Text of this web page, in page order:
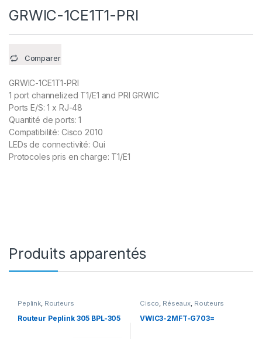
GRWIC-1CE1T1-PRI
Comparer
GRWIC-1CE1T1-PRI
1 port channelized T1/E1 and PRI GRWIC
Ports E/S: 1 x RJ-48
Quantité de ports: 1
Compatibilité: Cisco 2010
LEDs de connectivité: Oui
Protocoles pris en charge: T1/E1
Produits apparentés
Peplink, Routeurs
Routeur Peplink 305 BPL-305
Cisco, Réseaux, Routeurs
VWIC3-2MFT-G703=